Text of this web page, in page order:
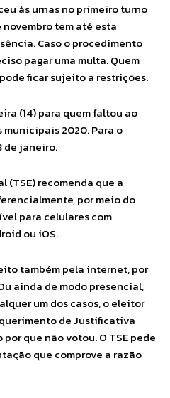
às urnas no primeiro turno
tem até esta
Caso o procedimento
pagar uma multa. Quem
ficar sujeito a restrições.
(14) para quem faltou ao
2020. Para o
de janeiro.
(TSE) recomenda que a
por meio do
para celulares com
ou iOS.
também pela internet, por
ainda de modo presencial,
um dos casos, o eleitor
de Justificativa
que não votou. O TSE pede
que comprove a razão